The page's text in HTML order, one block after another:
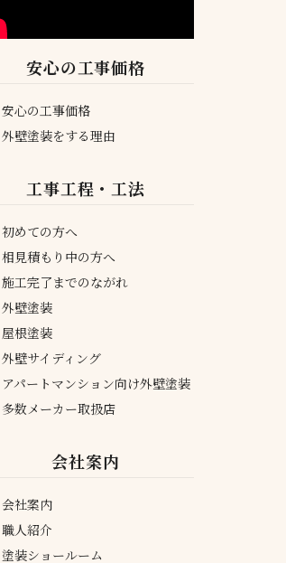
安心の工事価格
安心の工事価格
外壁塗装をする理由
工事工程・工法
初めての方へ
相見積もり中の方へ
施工完了までのながれ
外壁塗装
屋根塗装
外壁サイディング
アパートマンション向け外壁塗装
多数メーカー取扱店
会社案内
会社案内
職人紹介
塗装ショールーム